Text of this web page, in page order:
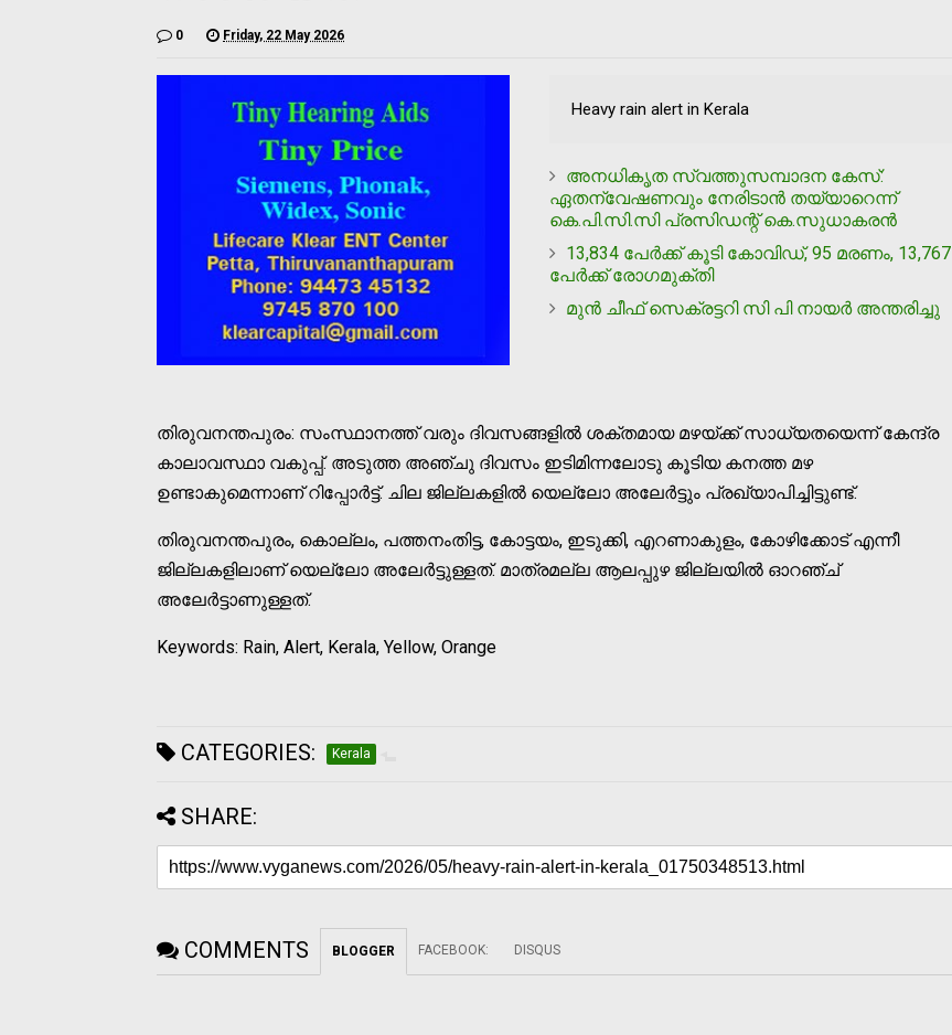
0 Friday, 22 May 2026
Heavy rain alert in Kerala
അനധികൃത സ്വത്തുസമ്പാദന കേസ്:
ഏതന്വേഷണവും നേരിടാന്‍ തയ്യാറെന്ന്
കെ.പി.സി.സി പ്രസിഡന്റ് കെ.സുധാകരന്‍
13,834 പേര്‍ക്ക് കൂടി കോവിഡ്, 95 മരണം, 13,767
പേര്‍ക്ക് രോഗമുക്തി
മുന്‍ ചീഫ് സെക്രട്ടറി സി പി നായര്‍ അന്തരിച്ചു
തിരുവനന്തപുരം: സംസ്ഥാനത്ത് വരും ദിവസങ്ങളില്‍ ശക്തമായ മഴയ്ക്ക് സാധ്യതയെന്ന് കേന്ദ്ര
കാലാവസ്ഥാ വകുപ്പ്. അടുത്ത അഞ്ചു ദിവസം ഇടിമിന്നലോടു കൂടിയ കനത്ത മഴ
ഉണ്ടാകുമെന്നാണ് റിപ്പോര്‍ട്ട്. ചില ജില്ലകളില്‍ യെല്ലോ അലേര്‍ട്ടും പ്രഖ്യാപിച്ചിട്ടുണ്ട്.
തിരുവനന്തപുരം, കൊല്ലം, പത്തനംതിട്ട, കോട്ടയം, ഇടുക്കി, എറണാകുളം, കോഴിക്കോട് എന്നീ
ജില്ലകളിലാണ് യെല്ലോ അലേര്‍ട്ടുള്ളത്. മാത്രമല്ല ആലപ്പുഴ ജില്ലയില്‍ ഓറഞ്ച്
അലേര്‍ട്ടാണുള്ളത്.
Keywords: Rain, Alert, Kerala, Yellow, Orange
CATEGORIES: Kerala
SHARE:
COMMENTS BLOGGER FACEBOOK: DISQUS